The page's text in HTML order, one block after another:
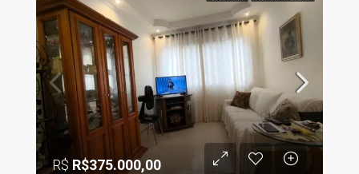
R$ R$375.000,00